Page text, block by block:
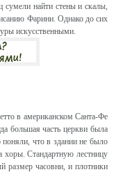
сумели найти стены и скалы,
Фарини. Однако до сих
искусственными.
в американском Санта-Фе
большая часть церкви была
поняли, что в здании не было
хоры. Стандартную лестницу
размер часовни, и плотники